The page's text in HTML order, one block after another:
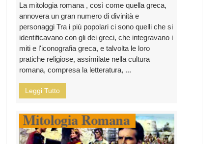
La mitologia romana , così come quella greca,
annovera un gran numero di divinità e
personaggi Tra i più popolari ci sono quelli che si
identificavano con gli dei greci, che integravano i
miti e l'iconografia greca, e talvolta le loro
pratiche religiose, assimilate nella cultura
romana, compresa la letteratura, ...
Leggi Tutto